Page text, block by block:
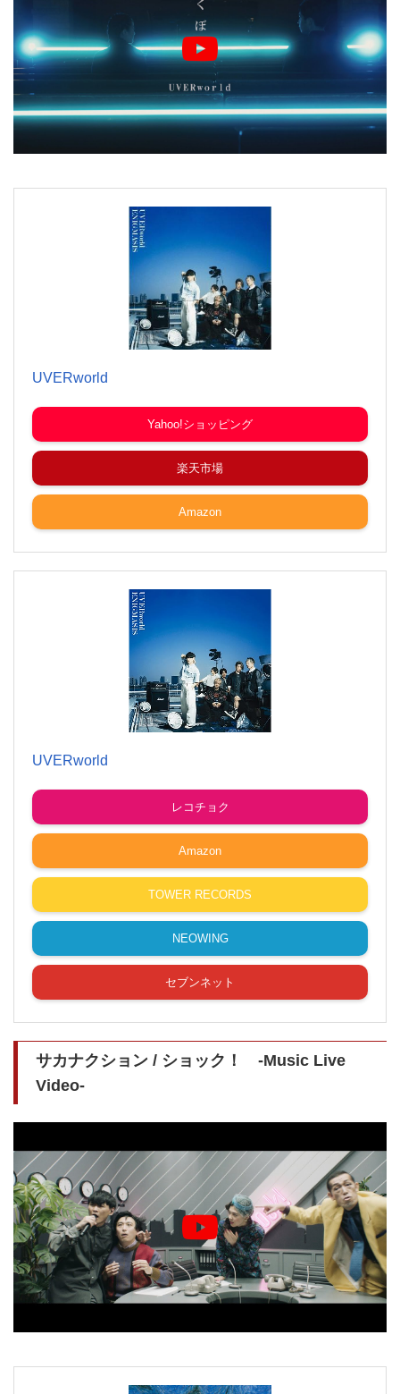
UVERworld
Yahoo!ショッピング
楽天市場
Amazon
UVERworld
レコチョク
Amazon
TOWER RECORDS
NEOWING
セブンネット
サカナクション / ショック！ -Music Live
Video-